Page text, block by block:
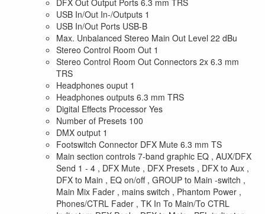
DFX Out Output Ports 6.3 mm TRS
USB In/Out In-/Outputs 1
USB In/Out Ports USB-B
Max. Unbalanced Stereo Main Out Level 22 dBu
Stereo Control Room Out 1
Stereo Control Room Out Connectors 2x 6.3 mm
TRS
Headphones ouput 1
Headphones outputs 6.3 mm TRS
Digital Effects Processor Yes
Number of Presets 100
DMX output 1
Footswitch Connector DFX Mute 6.3 mm TS
Main section controls 7-band graphic EQ , AUX/DFX
Send 1 - 4 , DFX Mute , DFX Presets , DFX to Aux ,
DFX to Main , EQ on/off , GROUP to Main -switch ,
Main Mix Fader , mains switch , Phantom Power ,
Phones/CTRL Fader , TK In To Main/To CTRL